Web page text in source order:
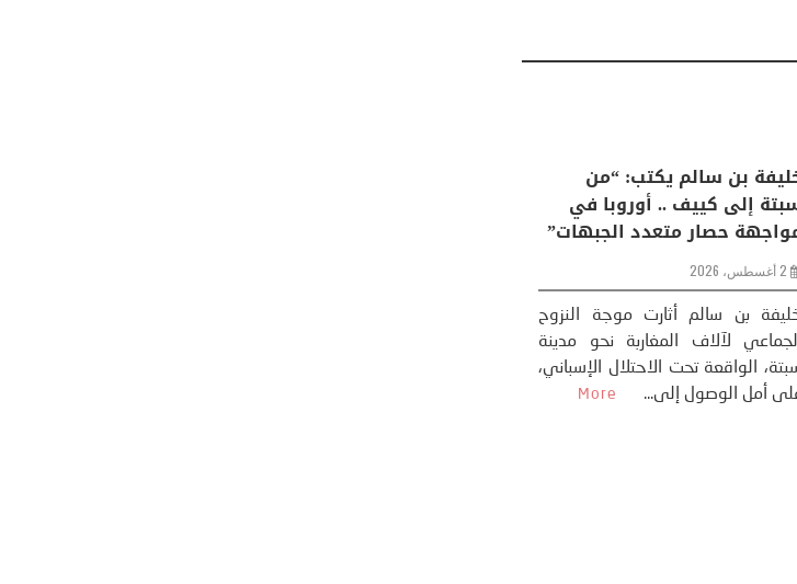
بالضيافي يكتب حول:
المناخية: اكثر من
طبيعية .. تحول اجتماعي
( مقاربة
)
23 يوليو، 2026
منذر بالضيافي بدأت قصتي مع
المناخية ” المتطرفة”، منذ